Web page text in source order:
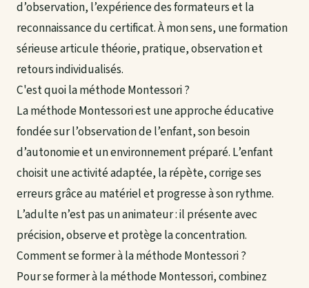
d’observation, l’expérience des formateurs et la
reconnaissance du certificat. À mon sens, une formation
sérieuse articule théorie, pratique, observation et
retours individualisés.
C'est quoi la méthode Montessori ?
La méthode Montessori est une approche éducative
fondée sur l’observation de l’enfant, son besoin
d’autonomie et un environnement préparé. L’enfant
choisit une activité adaptée, la répète, corrige ses
erreurs grâce au matériel et progresse à son rythme.
L’adulte n’est pas un animateur : il présente avec
précision, observe et protège la concentration.
Comment se former à la méthode Montessori ?
Pour se former à la méthode Montessori, combinez